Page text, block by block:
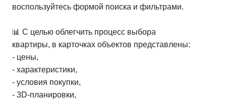
воспользуйтесь формой поиска и фильтрами.
📊 С целью облегчить процесс выбора
квартиры, в карточках объектов представлены:
- цены,
- характеристики,
- условия покупки,
- 3D-планировки,